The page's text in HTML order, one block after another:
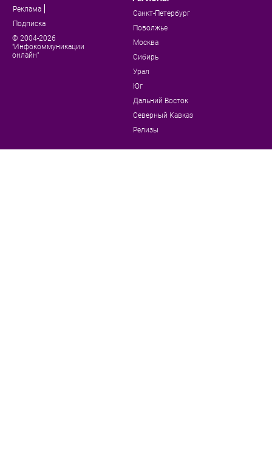
Реклама
Подписка
© 2004-2026
"Инфокоммуникации
онлайн"
Санкт-Петербург
Поволжье
Москва
Сибирь
Урал
Юг
Дальний Восток
Северный Кавказ
Релизы